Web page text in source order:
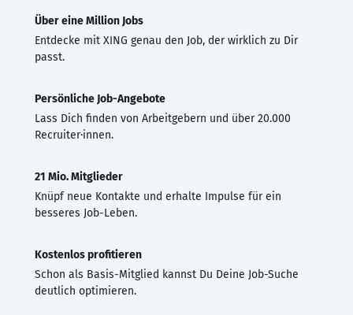
Über eine Million Jobs
Entdecke mit XING genau den Job, der wirklich zu Dir
passt.
Persönliche Job-Angebote
Lass Dich finden von Arbeitgebern und über 20.000
Recruiter·innen.
21 Mio. Mitglieder
Knüpf neue Kontakte und erhalte Impulse für ein
besseres Job-Leben.
Kostenlos profitieren
Schon als Basis-Mitglied kannst Du Deine Job-Suche
deutlich optimieren.